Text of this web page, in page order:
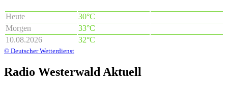
Heute
30°C
Morgen
33°C
10.08.2026
32°C
© Deutscher Wetterdienst
Radio Westerwald Aktuell